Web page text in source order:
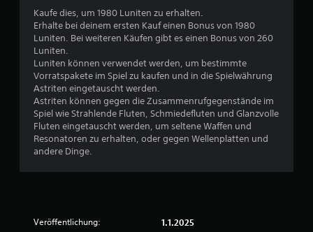
h
e
w
e
Kaufe dies, um 1980 Luniten zu erhalten.
Erhalte bei deinem ersten Kauf einen Bonus von 1980
Luniten. Bei weiteren Käufen gibt es einen Bonus von 260
Luniten.
Luniten können verwendet werden, um bestimmte
Vorratspakete im Spiel zu kaufen und in die Spielwährung
Astriten eingetauscht werden.
Astriten können gegen die Zusammenrufgegenstände im
Spiel wie Strahlende Fluten, Schmiedefluten und Glanzvolle
Fluten eingetauscht werden, um seltene Waffen und
Resonatoren zu erhalten, oder gegen Wellenplatten und
andere Dinge.
Veröffentlichung: 1.1.2025